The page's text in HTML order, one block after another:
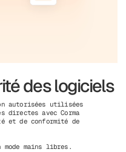
des logiciels
autorisées utilisées
directes avec Corma
et de conformité de
mode mains libres.